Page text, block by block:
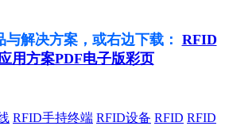
解决方案，或右边下载： RFID
用方案PDF电子版彩页
RFID手持终端 RFID设备 RFID RFID